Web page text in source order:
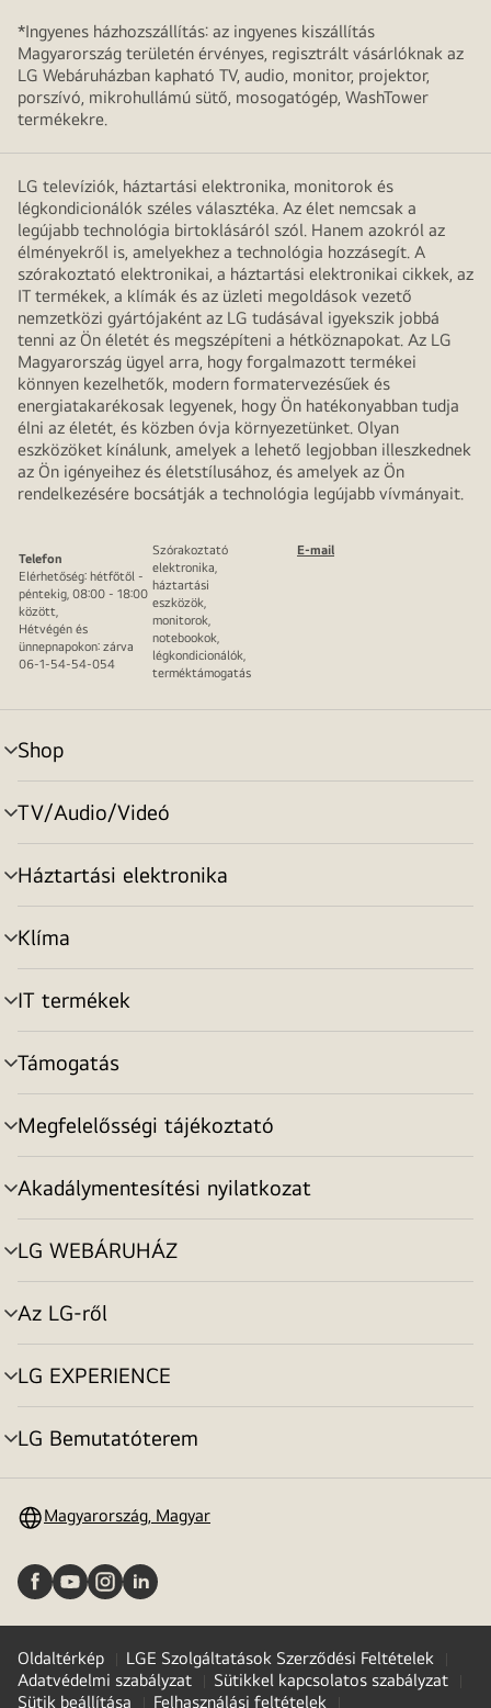
*Ingyenes házhozszállítás: az ingyenes kiszállítás
Magyarország területén érvényes, regisztrált vásárlóknak az
LG Webáruházban kapható TV, audio, monitor, projektor,
porszívó, mikrohullámú sütő, mosogatógép, WashTower
termékekre.
LG televíziók, háztartási elektronika, monitorok és
légkondicionálók széles választéka. Az élet nemcsak a
legújabb technológia birtoklásáról szól. Hanem azokról az
élményekről is, amelyekhez a technológia hozzásegít. A
szórakoztató elektronikai, a háztartási elektronikai cikkek, az
IT termékek, a klímák és az üzleti megoldások vezető
nemzetközi gyártójaként az LG tudásával igyekszik jobbá
tenni az Ön életét és megszépíteni a hétköznapokat. Az LG
Magyarország ügyel arra, hogy forgalmazott termékei
könnyen kezelhetők, modern formatervezésűek és
energiatakarékosak legyenek, hogy Ön hatékonyabban tudja
élni az életét, és közben óvja környezetünket. Olyan
eszközöket kínálunk, amelyek a lehető legjobban illeszkednek
az Ön igényeihez és életstílusához, és amelyek az Ön
rendelkezésére bocsátják a technológia legújabb vívmányait.
Telefon
Elérhetőség: hétfőtől -
péntekig, 08:00 - 18:00
között,
Hétvégén és
ünnepnapokon: zárva
06-1-54-54-054
Szórakoztató
elektronika,
háztartási
eszközök,
monitorok,
notebookok,
légkondicionálók,
terméktámogatás
E-mail
Shop
menu
toggle
TV/Audio/Videó
menu
toggle
Háztartási elektronika
menu
toggle
Klíma
menu
toggle
IT termékek
menu
toggle
Támogatás
menu
toggle
Megfelelősségi tájékoztató
menu
toggle
Akadálymentesítési nyilatkozat
menu
toggle
LG WEBÁRUHÁZ
menu
toggle
Az LG-ről
menu
toggle
LG EXPERIENCE
menu
toggle
LG Bemutatóterem
menu
Magyarország, Magyar
Oldaltérkép
LGE Szolgáltatások Szerződési Feltételek
Adatvédelmi szabályzat
Sütikkel kapcsolatos szabályzat
Sütik beállítása
Felhasználási feltételek